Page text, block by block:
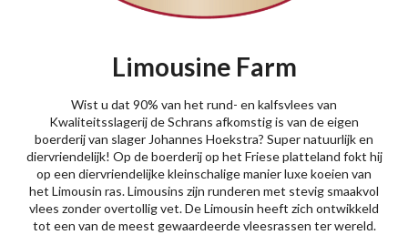
Limousine Farm
Wist u dat 90% van het rund- en kalfsvlees van
Kwaliteitsslagerij de Schrans afkomstig is van de eigen
boerderij van slager Johannes Hoekstra? Super natuurlijk en
diervriendelijk! Op de boerderij op het Friese platteland fokt hij
op een diervriendelijke kleinschalige manier luxe koeien van
het Limousin ras. Limousins zijn runderen met stevig smaakvol
vlees zonder overtollig vet. De Limousin heeft zich ontwikkeld
tot een van de meest gewaardeerde vleesrassen ter wereld.